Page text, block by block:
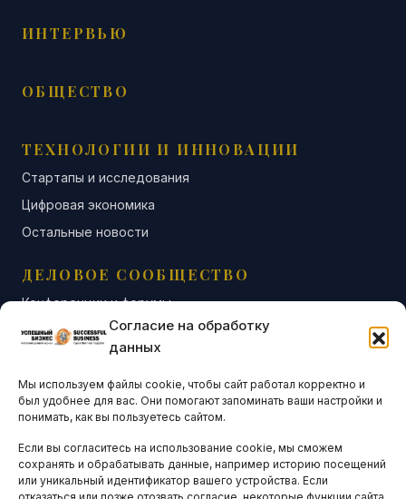
Согласие на обработку
данных
Мы используем файлы cookie, чтобы сайт работал корректно и
был удобнее для вас. Они помогают запоминать ваши настройки и
понимать, как вы пользуетесь сайтом.
Если вы согласитесь на использование cookie, мы сможем
сохранять и обрабатывать данные, например историю посещений
или уникальный идентификатор вашего устройства. Если
ИНТЕРВЬЮ
ОБЩЕСТВО
ТЕХНОЛОГИИ И ИННОВАЦИИ
Стартапы и исследования
Цифровая экономика
Остальные новости
ДЕЛОВОЕ СООБЩЕСТВО
Конференции и форумы
Бизнес-клубы и ассоциации
Остальные новости
АНАЛИТИКА И СТАТИСТИКА
ARTICLES IN ENGLISH